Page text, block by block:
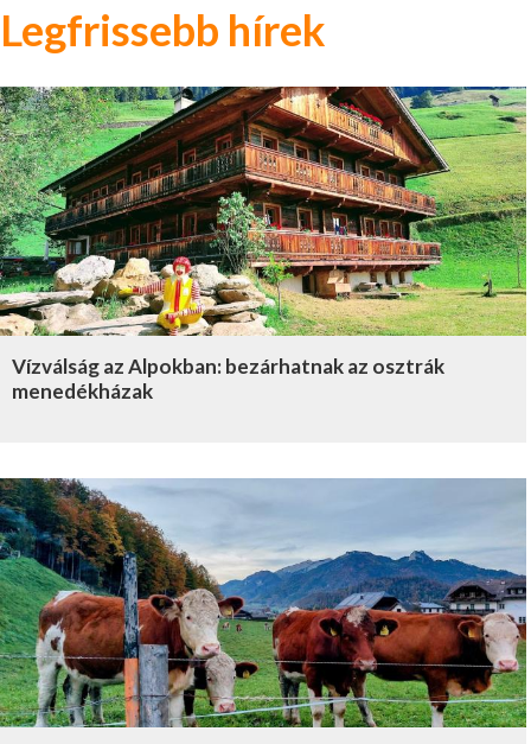
Legfrissebb hírek
Vízválság az Alpokban: bezárhatnak az osztrák
menedékházak